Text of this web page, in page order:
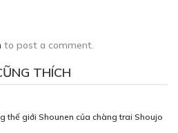
to post a comment.
THÍCH
thế giới Shounen của chàng trai Shoujo